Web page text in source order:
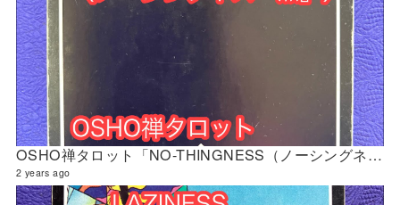
OSHO禅タロット「NO-THINGNESS（ノーシングネス『無』）」の解説 2024年4月の門鑑定（立門）
2 years ago